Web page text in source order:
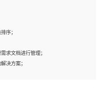
关工作经验；
练使用Ansible
以及故障处理，如：Mysql、
议，如TCP/IP，转发原理，路由优
序；
求文档进行管理；
决方案；